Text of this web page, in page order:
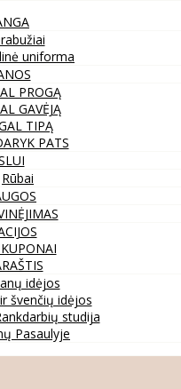
uniforma
PROGĄ
GAVĖJĄ
TIPĄ
PATS
Rūbai
idėjos
švenčių idėjos
studija
Pasaulyje